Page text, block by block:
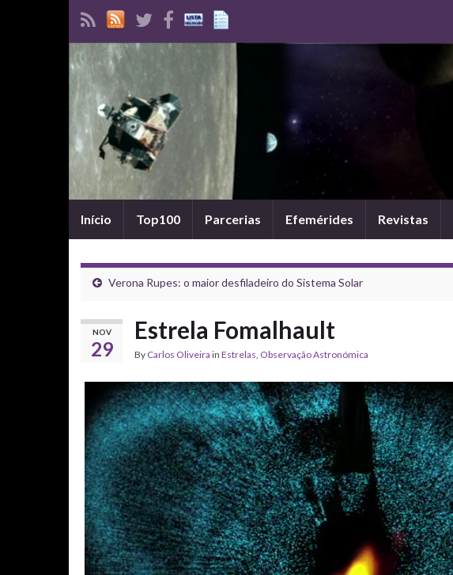
Início Top100 Parcerias Efemérides Revistas
Verona Rupes: o maior desfiladeiro do Sistema Solar
NOV
29
Estrela Fomalhault
By Carlos Oliveira in Estrelas, Observação Astronómica